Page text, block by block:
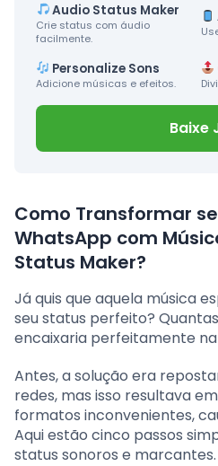
Audio Status Maker
Crie status com áudio
facilmente.
Personalize Sons
Adicione músicas e efeitos.
Baixe
Como Transformar
WhatsApp com
Status Maker?
Já quis que aquela música
seu status perfeito?
encaixaria perfeitamente
Antes, a solução era
redes, mas isso resultava
formatos inconvenientes,
Aqui estão cinco passos
status sonoros e marcantes.